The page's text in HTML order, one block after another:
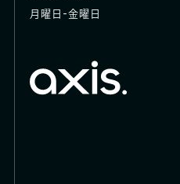
月曜日-金曜日